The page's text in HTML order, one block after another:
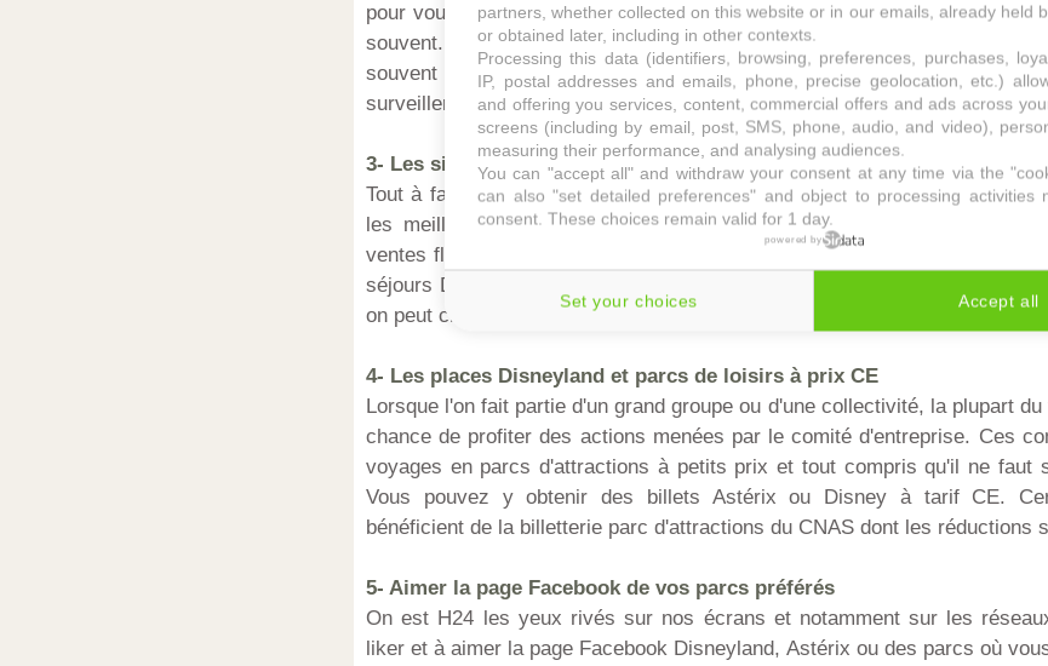
pour vous des réductions pour vos sorties en famille. La bonne nouvelle
souvent. Deal Groupon Disney, Parc St Paul, Mer de Sable, pour les
souvent à cette adresse qu'ils se cachent www.groupon.fr/bon-plan/
surveiller pour réaliser de bonnes affaires.
3- Les sites de bons plans pour parcs d'attractions et de loisirs
Tout à fait, cela existe et ces derniers permettent de retrouver de
les meilleurs parcs d'attractions. On y trouve des
billets pour
ventes flash Disneyland et toutes sortes d'aubaines comme par exemple
séjours Disney à Noël ou des offres pour Astérix peur sur le parc à
on peut citer Ooparc.com.
4- Les places Disneyland et parcs de loisirs à prix CE
Lorsque l'on fait partie d'un grand groupe ou d'une collectivité, la plupart
chance de profiter des actions menées par le comité d'entreprise. Ces
voyages en parcs d'attractions à petits prix et tout compris qu'il ne faut
Vous pouvez y obtenir des billets Astérix ou Disney à tarif CE.
bénéficient de la billetterie parc d'attractions du CNAS dont les réductions
5- Aimer la page Facebook de vos parcs préférés
On est H24 les yeux rivés sur nos écrans et notamment sur les
liker et à aimer la page Facebook Disneyland, Astérix ou des parcs où
partners, whether collected on this website or in our emails, already held
or obtained later, including in other contexts.
Processing this data (identifiers, browsing, preferences, purchases,
IP, postal addresses and emails, phone, precise geolocation, etc.)
and offering you services, content, commercial offers and ads across
screens (including by email, post, SMS, phone, audio, and video),
measuring their performance, and analysing audiences.
You can "accept all" and withdraw your consent at any time via the
can also "set detailed preferences" and object to processing activities
consent. These choices remain valid for 1 day.
powered by
Set your choices Accept all